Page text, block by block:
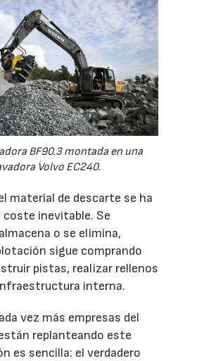
BF90.3 montada en una
Volvo EC240.
material de descarte se ha
coste inevitable. Se
o se elimina,
sigue comprando
pistas, realizar rellenos
interna.
vez más empresas del
replanteando este
es sencilla: el verdadero